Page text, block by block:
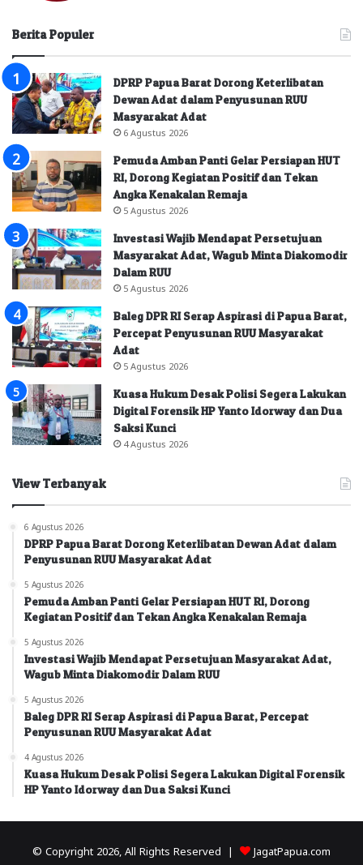
Berita Populer
DPRP Papua Barat Dorong Keterlibatan
Dewan Adat dalam Penyusunan RUU
Masyarakat Adat
6 Agustus 2026
Pemuda Amban Panti Gelar Persiapan HUT
RI, Dorong Kegiatan Positif dan Tekan
Angka Kenakalan Remaja
5 Agustus 2026
Investasi Wajib Mendapat Persetujuan
Masyarakat Adat, Wagub Minta Diakomodir
Dalam RUU
5 Agustus 2026
Baleg DPR RI Serap Aspirasi di Papua Barat,
Percepat Penyusunan RUU Masyarakat
Adat
5 Agustus 2026
Kuasa Hukum Desak Polisi Segera Lakukan
Digital Forensik HP Yanto Idorway dan Dua
Saksi Kunci
4 Agustus 2026
View Terbanyak
6 Agustus 2026
DPRP Papua Barat Dorong Keterlibatan Dewan Adat dalam
Penyusunan RUU Masyarakat Adat
5 Agustus 2026
Pemuda Amban Panti Gelar Persiapan HUT RI, Dorong
Kegiatan Positif dan Tekan Angka Kenakalan Remaja
5 Agustus 2026
Investasi Wajib Mendapat Persetujuan Masyarakat Adat,
Wagub Minta Diakomodir Dalam RUU
5 Agustus 2026
Baleg DPR RI Serap Aspirasi di Papua Barat, Percepat
Penyusunan RUU Masyarakat Adat
4 Agustus 2026
Kuasa Hukum Desak Polisi Segera Lakukan Digital Forensik
HP Yanto Idorway dan Dua Saksi Kunci
© Copyright 2026, All Rights Reserved | JagatPapua.com